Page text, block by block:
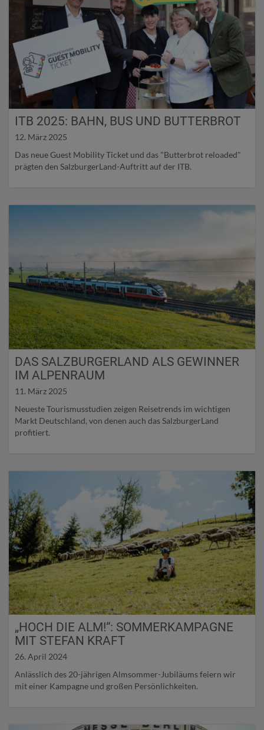
ITB 2025: BAHN, BUS UND BUTTERBROT
12. März 2025
Das neue Guest Mobility Ticket und das "Butterbrot reloaded"
prägten den SalzburgerLand-Auftritt auf der ITB.
DAS SALZBURGERLAND ALS GEWINNER
IM ALPENRAUM
11. März 2025
Neueste Tourismusstudien zeigen Reisetrends im wichtigen
Markt Deutschland, von denen auch das SalzburgerLand
profitiert.
„HOCH DIE ALM!“: SOMMERKAMPAGNE
MIT STEFAN KRAFT
26. April 2024
Anlässlich des 20-jährigen Almsommer-Jubiläums feiern wir
mit einer Kampagne und großen Persönlichkeiten.